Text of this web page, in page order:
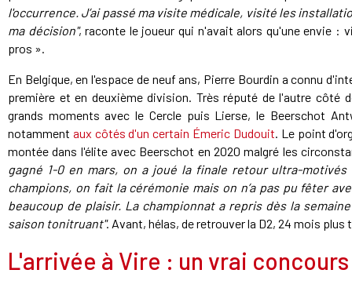
l'occurrence. J’ai passé ma visite médicale, visité les
ma décision", raconte le joueur qui n'avait alors qu'une envie :
pros ».
En Belgique, en l'espace de neuf ans, Pierre Bourdin a connu
première et en deuxième division. Très réputé de l'autre côté
grands moments avec le Cercle puis Lierse, le Beerschot
notamment aux côtés d'un certain Émeric Dudouit. Le point
montée dans l'élite avec Beerschot en 2020 malgré les
gagné 1-0 en mars, on a joué la finale retour ultra-
champions, on fait la cérémonie mais on n’a pas pu fêter
beaucoup de plaisir. La championnat a repris dès la
saison tonitruant". Avant, hélas, de retrouver la D2, 24 mois plus
L'arrivée à Vire : un vrai